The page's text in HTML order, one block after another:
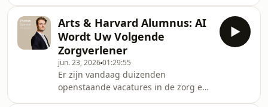
ondernemer) ligt het grootste
probleem niet bij één regering, partij
of beleidsmaatregel. De echte oorzaak
zit di
verkopen in vraag te stellen. In
principe staat iedereen voor dezelfde
keuze bij de verkoop van een woning:
ofwel verkoop je zelf, ofwel schakel je
een klassieke vastgoedmakelaar in.
De vraag die Lien zich stelde die
leidde tot de start van Kleyo: “Waarom
Arts & Harvard Alumnus: AI
Wordt Uw Volgende
Zorgverlener
jun. 23, 202601:29:55
Er zijn vandaag duizenden
openstaande vacatures in de zorg en